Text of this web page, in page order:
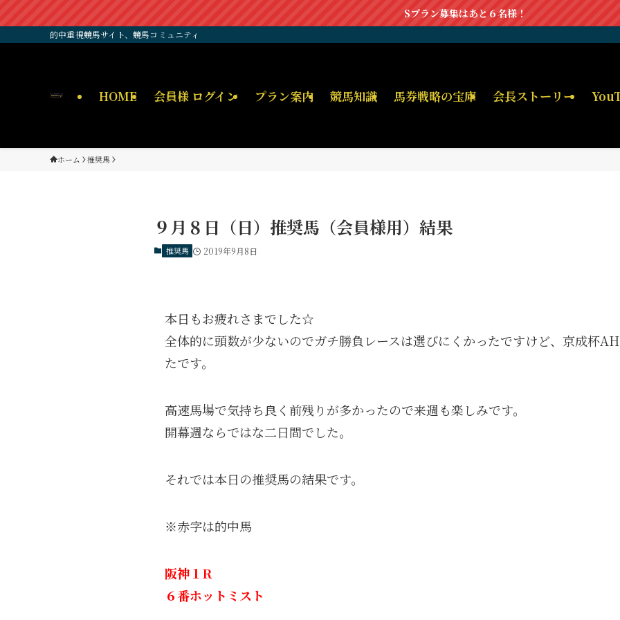
Sプラン募集はあと６名様！
的中重視競馬サイト、競馬コミュニティ
HOME 会員様 ログイン プラン案内 競馬知識 馬券戦略の宝庫 会長ストーリー
ホーム 推奨馬
９月８日（日）推奨馬（会員様用）結果
推奨馬 2019年9月8日
本日もお疲れさまでした☆
全体的に頭数が少ないのでガチ勝負レースは選びにくかったですけど、京成杯
たです。
高速馬場で気持ち良く前残りが多かったので来週も楽しみです。
開幕週ならではな二日間でした。
それでは本日の推奨馬の結果です。
※赤字は的中馬
阪神１R
６番ホットミスト